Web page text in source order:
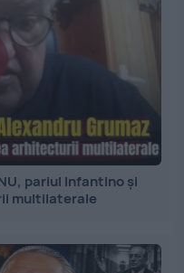
pariul Infantino și
multilaterale